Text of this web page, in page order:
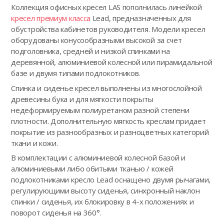
Коллекция офисных кресел LAS пополнилась линейкой
кресел премиум класса Lead, предназначенных для
обустройства кабинетов руководителя. Модели кресел
оборудованы конусообразными высокой за счет
подголовника, средней и низкой спинками на
деревянной, алюминиевой колесной или пирамидальной
базе и двумя типами подлокотников.
Спинка и сиденье кресел выполнены из многослойной
древесины бука и для мягкости покрыты
недеформируемым полиуретаном разной степени
плотности. Дополнительную мягкость креслам придает
покрытие из разнообразных и разноцветных категорий
ткани и кожи.
В комплектации с алюминиевой колесной базой и
алюминиевыми либо обитыми тканью / кожей
подлокотниками кресло Lead оснащено двумя рычагами,
регулирующими высоту сиденья, синхронный наклон
спинки / сиденья, их блокировку в 4-х положениях и
поворот сиденья на 360°.